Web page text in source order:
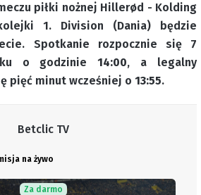
piłki nożnej Hillerød - Kolding
1. Division (Dania) będzie
Spotkanie rozpocznie się 7
o godzinie14:00, a legalny
pięć minut wcześniej o 13:55.
Betclic TV
na żywo
Za darmo